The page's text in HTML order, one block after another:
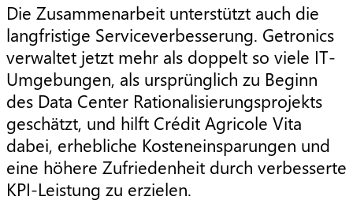
Die Zusammenarbeit unterstützt auch die
langfristige Serviceverbesserung. Getronics
verwaltet jetzt mehr als doppelt so viele IT-
Umgebungen, als ursprünglich zu Beginn
des Data Center Rationalisierungsprojekts
geschätzt, und hilft Crédit Agricole Vita
dabei, erhebliche Kosteneinsparungen und
eine höhere Zufriedenheit durch verbesserte
KPI-Leistung zu erzielen.